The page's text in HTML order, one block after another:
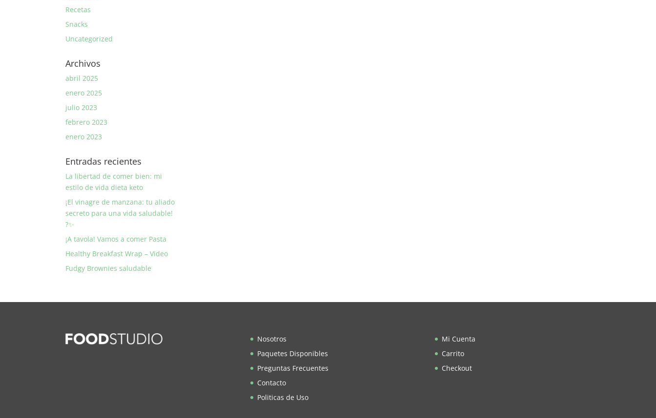
Recetas
Snacks
Uncategorized
Archivos
abril 2025
enero 2025
julio 2023
febrero 2023
enero 2023
Entradas recientes
La libertad de comer bien: mi
estilo de vida dieta keto
¡El vinagre de manzana: tu aliado
secreto para una vida saludable!
?✨
¡A tavola! Vamos a comer Pasta
Healthy Breakfast Wrap – Video
Fudgy Brownies saludable
Nosotros
Paquetes Disponibles
Preguntas Frecuentes
Contacto
Politicas de Uso
Mi Cuenta
Carrito
Checkout